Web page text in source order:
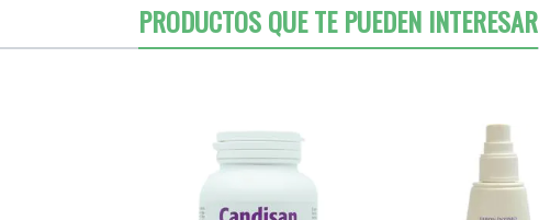
PRODUCTOS QUE TE PUEDEN INTERESAR